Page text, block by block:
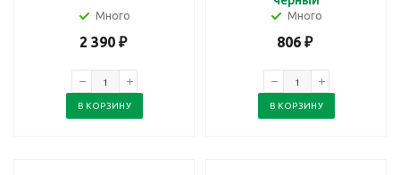
Много
2 390₽
В КОРЗИНУ
Много
806 ₽
В КОРЗИНУ